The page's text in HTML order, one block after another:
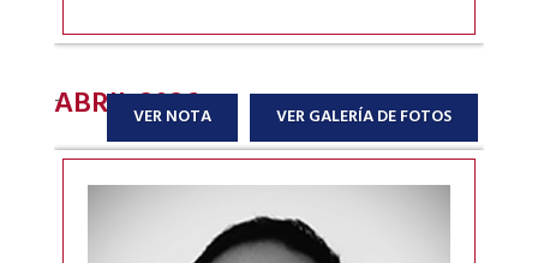
ABRIL 2026 VER GALERÍA DE FOTOS
-
VER NOTA